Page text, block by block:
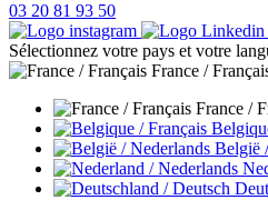
03 20 81 93 50
Sélectionnez votre pays et votre
France /
France /
België